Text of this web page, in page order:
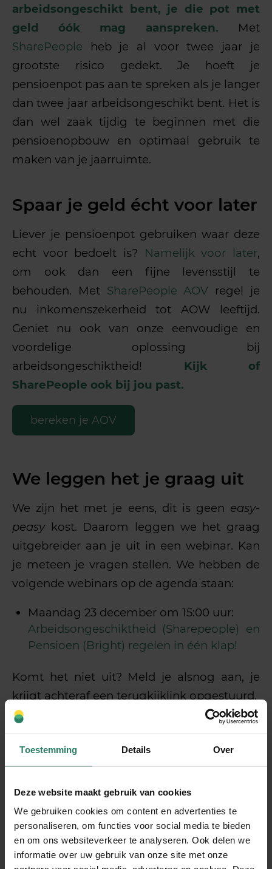
Toestemming Details Over
Deze website maakt gebruik van cookies
We gebruiken cookies om content en advertenties te
personaliseren, om functies voor social media te bieden
en om ons websiteverkeer te analyseren. Ook delen we
informatie over uw gebruik van onze site met onze
arbeidsongeschikt bent, je die pot met
geld óók mag aanspreken. Met
SharePeople heb je al voor twee jaar je
grootste risico gedekt. Je hoeft je
pensioenpot pas aan te spreken als je langer
dan twee jaar arbeidsongeschikt bent. Het is
dan wel zaak tijdig te beginnen met die
pensioenopbouw en optimaal gebruik te
maken van je jaarruimte.
Spaar je geld écht voor later
Liever je pensioenpot gebruiken waar deze
echt voor bedoelt is?
Namelijk voor later,
om ook dan een fijne levensstijl te
behouden. Met SharePeople AOV regel je
nu inkomenszekerheid tot AOW leeftijd.
Geniet nu ook van onze eenvoudige en
voordelige oplossing bij
arbeidsongeschiktheid! Kijk of
SharePeople ook bij jou past.
bereken je AOV
We leggen het je graag uit
We zijn het met je eens, dit is geen easy-
peasykost. Daarom leggen we het graag
uitgebreider aan je uit in een webinar. Kan
je meteen je vragen stellen. We hebben de
volgende webinars op de agenda staan:
Maandag 23 december om 15:00 uur:
Arbeidsongeschiktheid (Sharepeople) en
Pensioen (Bright) regelen in één klap!
Komt het niet uit? Meld je alsnog aan, je
krijgt achteraf een terugkijklink opgestuurd.
BrightPensioen
We organiseren regelmatig webinars
samen metBrightPensioen, de club waar je
als zzp’er je pensioen kan opbouwen.
SharePeople en BrightPensioen zijn aparte
ondernemingen. Maar we werken wel
vanuit hetzelfde idee: zorgen dat jouw geld